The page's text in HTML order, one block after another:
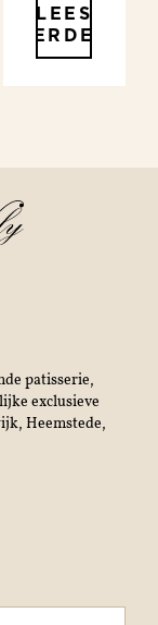
LEES
VERDER
patisserie,
exclusieve
Heemstede,